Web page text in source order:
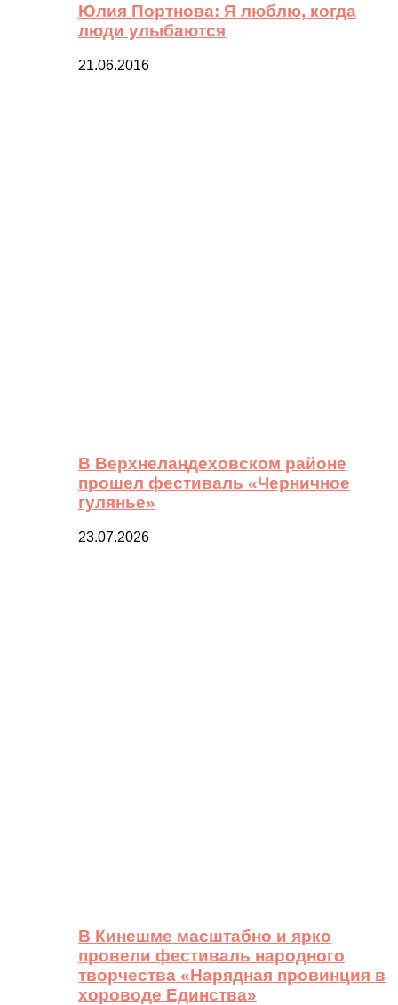
Юлия Портнова: Я люблю, когда
люди улыбаются
21.06.2016
В Верхнеландеховском районе
прошел фестиваль «Черничное
гулянье»
23.07.2026
В Кинешме масштабно и ярко
провели фестиваль народного
творчества «Нарядная провинция в
хороводе Единства»